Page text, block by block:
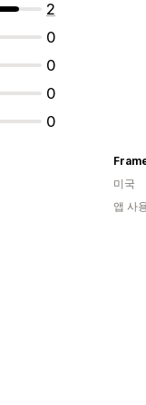
2
0
0
0
0
미국
앱 사